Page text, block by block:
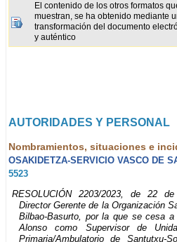
El contenido de los otros formatos
muestran, se ha obtenido mediante
transformación del documento
y auténtico
AUTORIDADES Y PERSONAL
Nombramientos, situaciones e
OSAKIDETZA-SERVICIO VASCO DE
5523
RESOLUCIÓN 2203/2023, de 22
Director Gerente de la Organización
Bilbao-Basurto, por la que se cesa
Alonso como Supervisor de
Primaria/Ambulatorio de Santutxu-